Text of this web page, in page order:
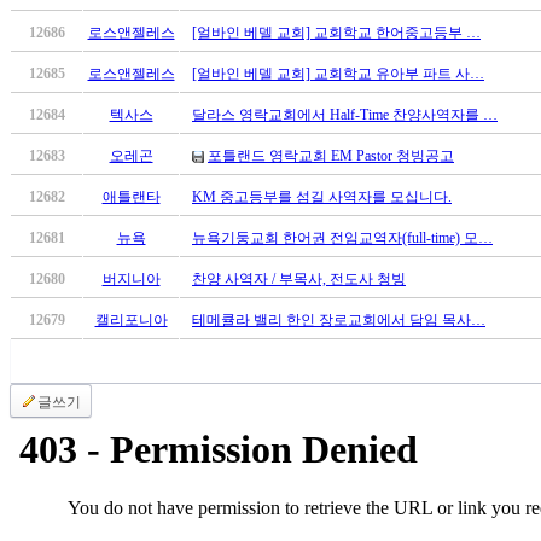
국
주
야
우
비
아
탑-
릴
지
입
발
기
12686 로스앤젤레스 [얼바인 베델 교회] 교회학교 한어중고등부 …
12685 로스앤젤레스 [얼바인 베델 교회] 교회학교 유아부 파트 사…
12684 텍사스 달라스 영락교회에서 Half-Time 찬양사역자를 …
12683 오레곤 포틀랜드 영락교회 EM Pastor 청빙공고
12682 애틀랜타 KM 중고등부를 섬길 사역자를 모십니다.
12681 뉴욕 뉴욕기둥교회 한어권 전임교역자(full-time) 모…
12680 버지니아 찬양 사역자 / 부목사, 전도사 청빙
12679 캘리포니아 테메큘라 밸리 한인 장로교회에서 담임 목사…
글쓰기